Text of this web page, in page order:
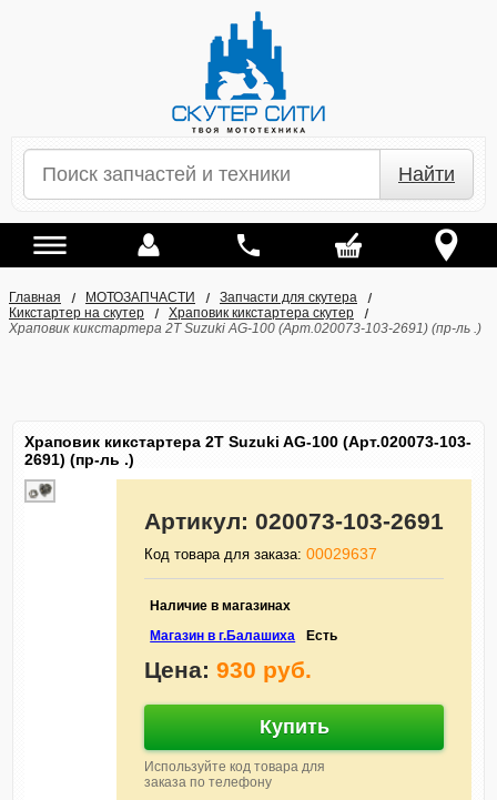
Найти
Главная МОТОЗАПЧАСТИ
Запчасти для скутера
Кикстартер на скутер
Храповик кикстартера скутер
Храповик кикстартера 2T Suzuki AG-100 (Арт.020073-103-2691) (пр-ль .)
Храповик кикстартера 2T Suzuki AG-100 (Арт.020073-103-
2691) (пр-ль .)
Артикул:020073-103-2691
Код товара для заказа:00029637
Наличие в магазинах
Магазин в г.Балашиха
Есть
Цена:930 руб.
Купить
Используйте код товара для
заказа по телефону